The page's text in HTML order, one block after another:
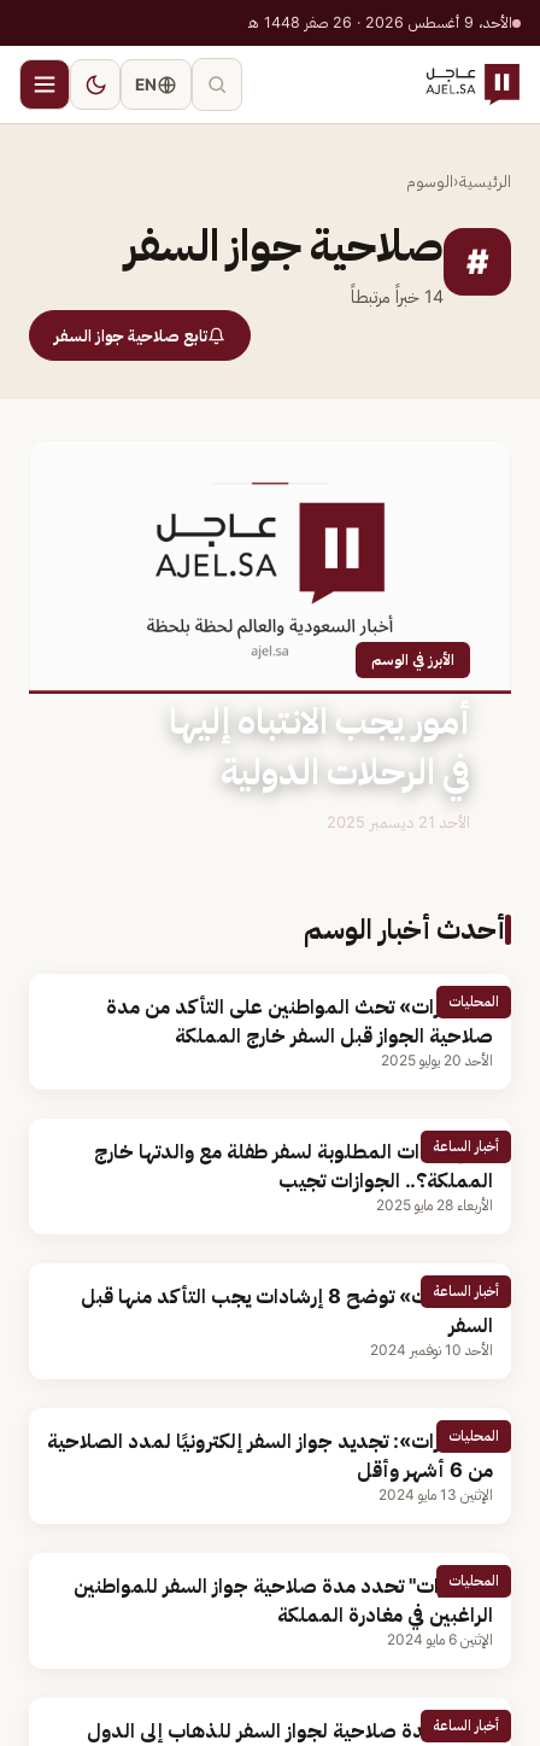
الأحد، 9 أغسطس 2026 · 26 صفر 1448 هـ
EN
الرئيسية‹الوسوم
# صلاحية جواز السفر
14 خبراً مرتبطاً
تابع صلاحية جواز السفر
الأبرز في الوسم
أمور يجب الانتباه إليها
في الرحلات الدولية
الأحد 21 ديسمبر 2025
أحدث أخبار الوسم
المحليات
«الجوازات» تحث المواطنين على التأكد من مدة
صلاحية الجواز قبل السفر خارج المملكة
الأحد 20 يوليو 2025
أخبار الساعة
ما الإجراءات المطلوبة لسفر طفلة مع والدتها خارج
المملكة؟.. الجوازات تجيب
الأربعاء 28 مايو 2025
أخبار الساعة
«الجوازات» توضح 8 إرشادات يجب التأكد منها قبل
السفر
الأحد 10 نوفمبر 2024
المحليات
«الجوازات»: تجديد جواز السفر إلكترونيًا لمدد الصلاحية
من 6 أشهر وأقل
الإثنين 13 مايو 2024
المحليات
"الجوازات" تحدد مدة صلاحية جواز السفر للمواطنين
الراغبين في مغادرة المملكة
الإثنين 6 مايو 2024
أخبار الساعة
ما أقل مدة صلاحية لجواز السفر للذهاب إلى الدول